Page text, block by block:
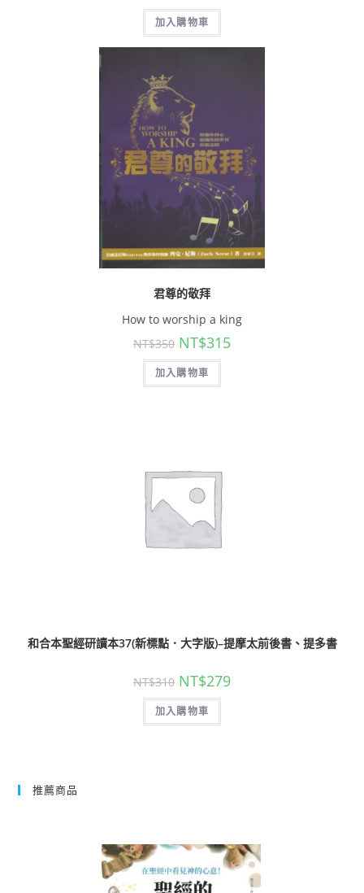
加入購物車
君尊的敬拜
How to worship a king
NT$350 NT$315
加入購物車
和合本聖經研讀本37(新標點．大字版)–提摩太前後書、提多書
NT$310 NT$279
加入購物車
推薦商品